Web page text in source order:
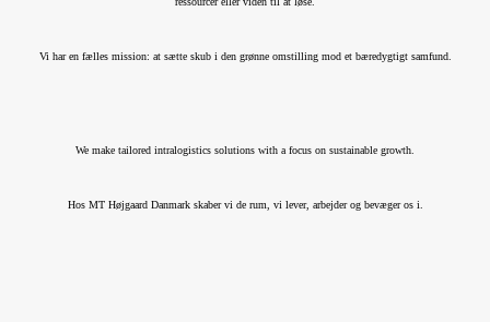
Vi har en fælles mission: at sætte skub i den grønne omstilling mod et bæredygtigt samfund.
We make tailored intralogistics solutions with a focus on sustainable growth.
Hos MT Højgaard Danmark skaber vi de rum, vi lever, arbejder og bevæger os i.